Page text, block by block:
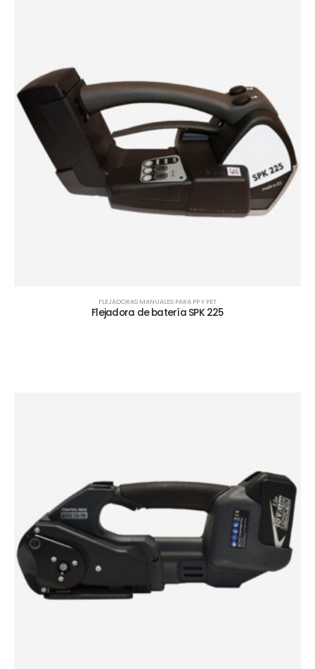
FLEJADORAS MANUALES PARA PP Y PET
Flejadora de batería SPK 225